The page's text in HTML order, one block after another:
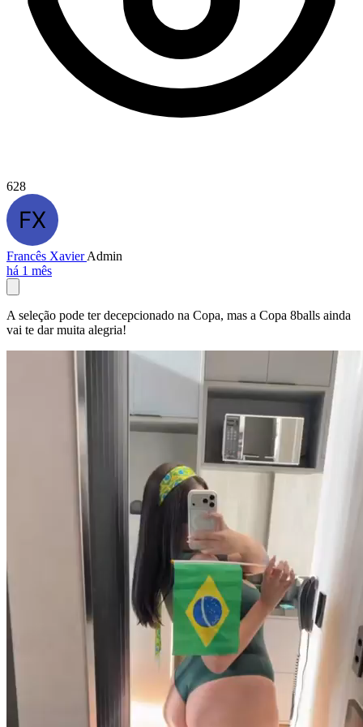
628
Francês XavierAdmin
há 1 mês
A seleção pode ter decepcionado na Copa, mas a Copa 8balls ainda
vai te dar muita alegria!